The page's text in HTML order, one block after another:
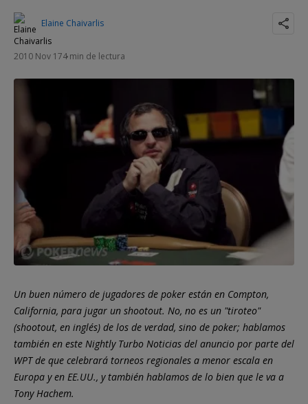
Elaine Chaivarlis
2010 Nov 174 min de lectura
Un buen número de jugadores de poker están en Compton,
California, para jugar un shootout. No, no es un "tiroteo"
(shootout, en inglés) de los de verdad, sino de poker; hablamos
también en este Nightly Turbo Noticias del anuncio por parte del
WPT de que celebrará torneos regionales a menor escala en
Europa y en EE.UU., y también hablamos de lo bien que le va a
Tony Hachem.